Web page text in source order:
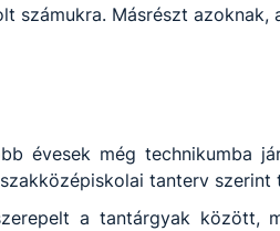
számukra. Másrészt azoknak,
évesek még technikumba
tanterv szerint
a tantárgyak között,